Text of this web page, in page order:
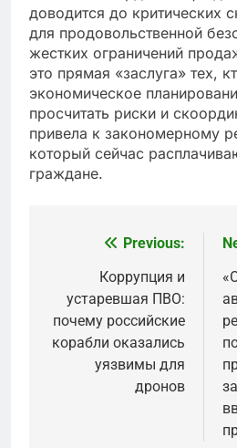
доводится до критических
для продовольственной
жестких ограничений
это прямая «заслуга» тех,
экономическое
просчитать риски и
привела к закономерному
который сейчас
граждане.
navigation
Previous:
Коррупция и
устаревшая ПВО:
почему российские
корабли оказались
уязвимы для
дронов